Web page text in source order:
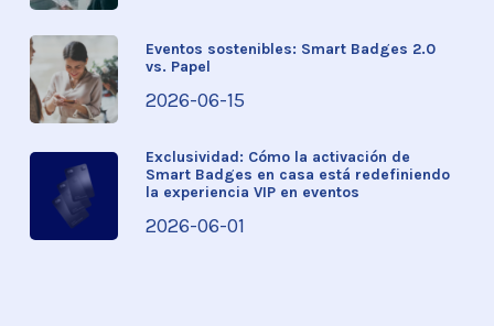
Eventos sostenibles: Smart Badges 2.0
vs. Papel
2026-06-15
Exclusividad: Cómo la activación de
Smart Badges en casa está redefiniendo
la experiencia VIP en eventos
2026-06-01